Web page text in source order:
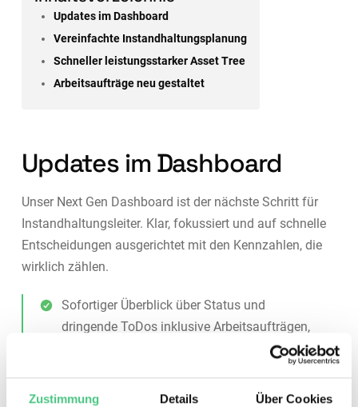
Zustimmung Details Über Cookies
Updates im Dashboard
Vereinfachte Instandhaltungsplanung
Schneller leistungsstarker Asset Tree
Arbeitsaufträge neu gestaltet
Updates im Dashboard
Unser Next Gen Dashboard ist der nächste Schritt für
Instandhaltungsleiter. Klar, fokussiert und auf schnelle
Entscheidungen ausgerichtet mit den Kennzahlen, die
wirklich zählen.
Sofortiger Überblick über Status und
dringende ToDos inklusive Arbeitsaufträgen,
Meldungen, überfälligen Aufgaben und
Bestand sowie Anlagen.